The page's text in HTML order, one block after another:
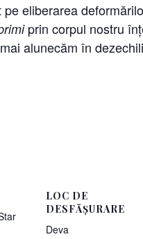
eliberarea
prin corpul nostru
alunecăm în
LOC DE
DESFĂȘURARE
Deva